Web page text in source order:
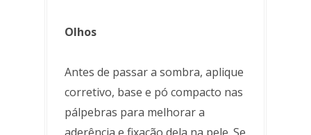
Olhos
Antes de passar a sombra, aplique
corretivo, base e pó compacto nas
pálpebras para melhorar a